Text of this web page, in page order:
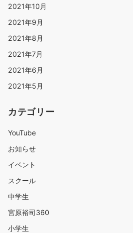
2021年10月
2021年9月
2021年8月
2021年7月
2021年6月
2021年5月
カテゴリー
YouTube
お知らせ
イベント
スクール
中学生
宮原裕司360
小学生